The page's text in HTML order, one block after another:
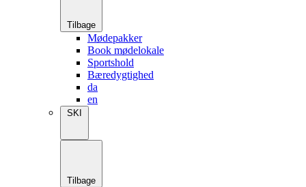
Tilbage
Mødepakker
Book mødelokale
Sportshold
Bæredygtighed
da
en
SKI
Tilbage